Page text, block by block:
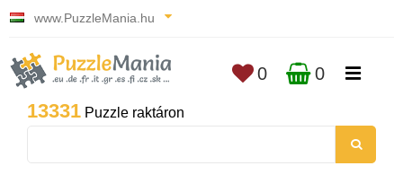
www.PuzzleMania.hu
13331 Puzzle raktáron
0 0